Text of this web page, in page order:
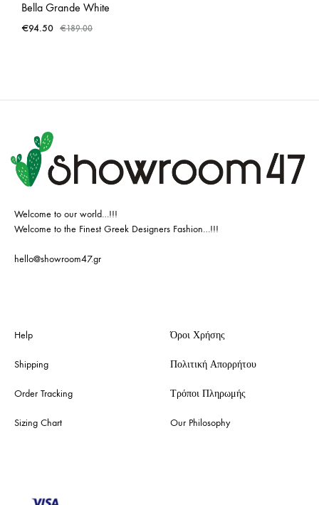
Bella Grande White
€94.50 €189.00
Welcome to our world…!!!
Welcome to the Finest Greek Designers Fashion…!!!
hello@showroom47.gr
Help
Shipping
Order Tracking
Sizing Chart
Όροι Χρήσης
Πολιτική Απορρήτου
Τρόποι Πληρωμής
Our Philosophy